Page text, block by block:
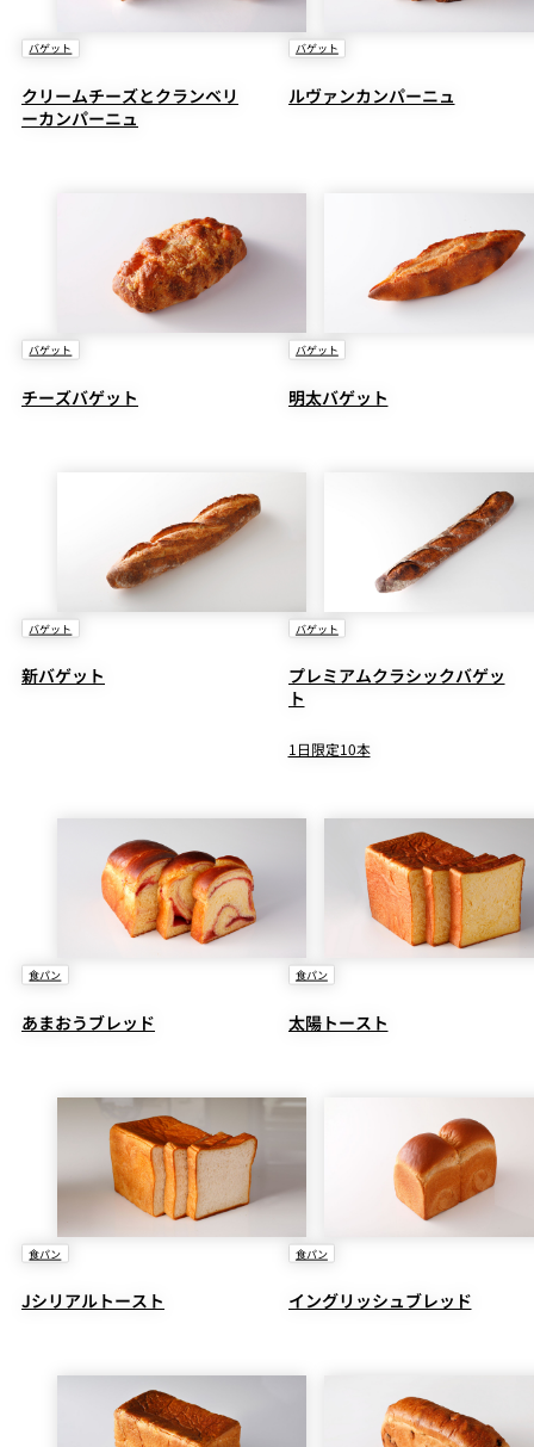
バゲット
クリームチーズとクランベリ
ーカンパーニュ
バゲット
ルヴァンカンパーニュ
バゲット
チーズバゲット
バゲット
明太バゲット
バゲット
新バゲット
バゲット
プレミアムクラシックバゲッ
ト
1日限定10本
食パン
あまおうブレッド
食パン
太陽トースト
食パン
Jシリアルトースト
食パン
イングリッシュブレッド